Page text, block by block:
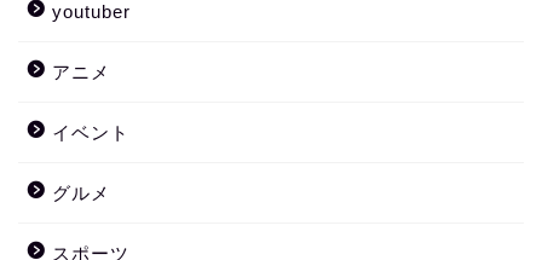
youtuber
アニメ
イベント
グルメ
スポーツ